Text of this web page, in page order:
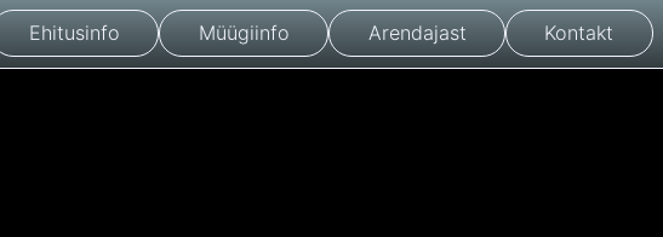
Ehitusinfo Müügiinfo Arendajast Kontakt